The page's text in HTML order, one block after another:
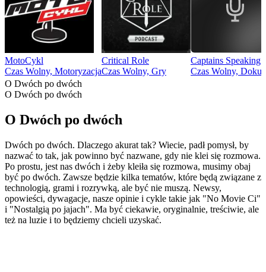
MotoCykl
Czas Wolny, Motoryzacja
Critical Role
Czas Wolny, Gry
Captains Speaking
Czas Wolny,
O Dwóch po dwóch
O Dwóch po dwóch
O Dwóch po dwóch
Dwóch po dwóch. Dlaczego akurat tak? Wiecie, padł pomysł, by
nazwać to tak, jak powinno być nazwane, gdy nie klei się rozmowa.
Po prostu, jest nas dwóch i żeby kleiła się rozmowa, musimy obaj
być po dwóch. Zawsze będzie kilka tematów, które będą związane z
technologią, grami i rozrywką, ale być nie muszą. Newsy,
opowieści, dywagacje, nasze opinie i cykle takie jak "No Movie Ci"
i "Nostalgią po jajach". Ma być ciekawie, oryginalnie, treściwie, ale
też na luzie i to będziemy chcieli uzyskać.